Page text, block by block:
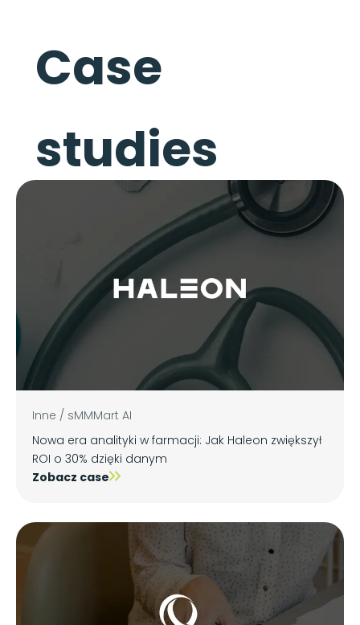
Case
studies
Inne / sMMMart AI
Nowa era analityki w farmacji: Jak Haleon zwiększył
ROI o 30% dzięki danym
Zobacz case